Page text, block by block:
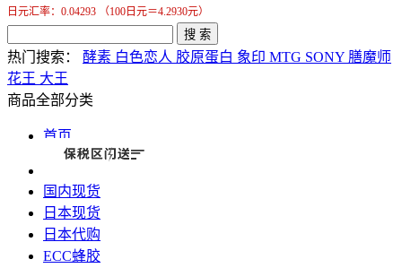
日元汇率：0.04293 （100日元＝4.2930元）
搜 索
热门搜索： 酵素 白色恋人 胶原蛋白 象印 MTG SONY 膳魔师
花王 大王
商品全部分类
首页
国内现货
日本现货
日本代购
ECC蜂胶